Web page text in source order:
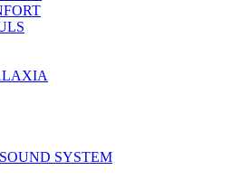
SYSTEM